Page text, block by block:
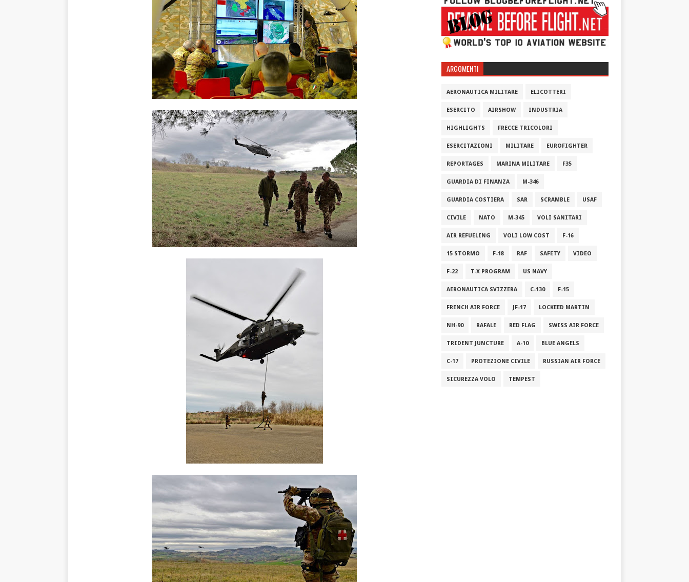
ARGOMENTI
AERONAUTICA MILITARE ELICOTTERI
ESERCITO AIRSHOW INDUSTRIA
HIGHLIGHTS FRECCE TRICOLORI
ESERCITAZIONI MILITARE EUROFIGHTER
REPORTAGES MARINA MILITARE F35
GUARDIA DI FINANZA M-346
GUARDIA COSTIERA SAR SCRAMBLE USAF
CIVILE NATO M-345 VOLI SANITARI
AIR REFUELING VOLI LOW COST F-16
15 STORMO F-18 RAF SAFETY VIDEO
F-22 T-X PROGRAM US NAVY
AERONAUTICA SVIZZERA C-130 F-15
FRENCH AIR FORCE JF-17 LOCKEED MARTIN
NH-90 RAFALE RED FLAG SWISS AIR FORCE
TRIDENT JUNCTURE A-10 BLUE ANGELS
C-17 PROTEZIONE CIVILE RUSSIAN AIR FORCE
SICUREZZA VOLO TEMPEST